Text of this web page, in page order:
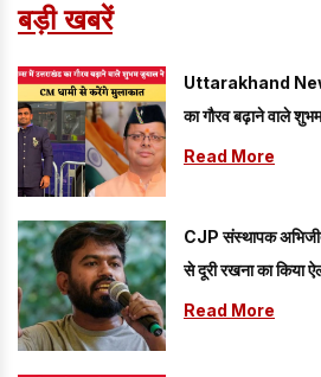
बड़ी खबरें
Uttarakhand
का गौरव बढ़ाने वाले
से करेंगे मुलाकात
Read More
CJP संस्थापक
से दूरी रखना का किया
Read More